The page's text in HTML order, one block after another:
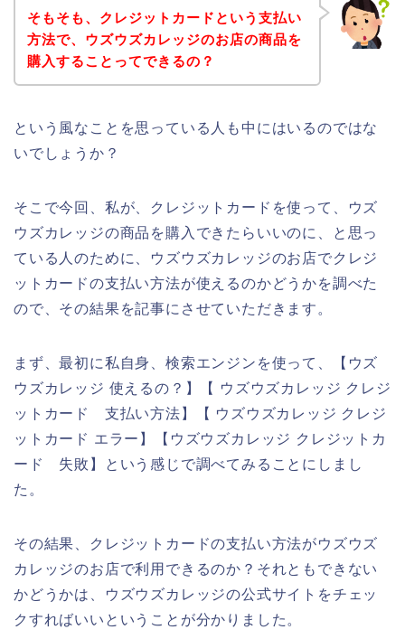
そもそも、クレジットカードという支払い
方法で、ウズウズカレッジのお店の商品を
購入することってできるの？
という風なことを思っている人も中にはいるのではな
いでしょうか？
そこで今回、私が、クレジットカードを使って、ウズ
ウズカレッジの商品を購入できたらいいのに、と思っ
ている人のために、ウズウズカレッジのお店でクレジ
ットカードの支払い方法が使えるのかどうかを調べた
ので、その結果を記事にさせていただきます。
まず、最初に私自身、検索エンジンを使って、【ウズ
ウズカレッジ 使えるの？】【 ウズウズカレッジ クレジ
ットカード 支払い方法】【 ウズウズカレッジ クレジ
ットカード エラー】【ウズウズカレッジ クレジットカ
ード 失敗】という感じで調べてみることにしまし
た。
その結果、クレジットカードの支払い方法がウズウズ
カレッジのお店で利用できるのか？それともできない
かどうかは、ウズウズカレッジの公式サイトをチェッ
クすればいいということが分かりました。